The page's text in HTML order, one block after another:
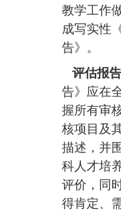
教学工作
成写实性
告》。
评估报
告》应在
握所有审
核项目及
描述，并
科人才培
评价，同
得肯定、